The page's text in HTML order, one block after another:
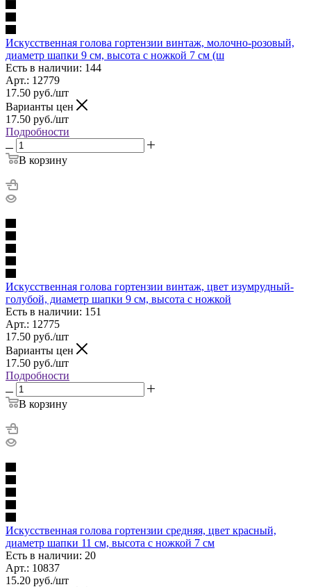
Искусственная голова гортензии винтаж, молочно-розовый,
диаметр шапки 9 см, высота с ножкой 7 см (ш
Есть в наличии: 144
Арт.: 12779
17.50 руб./шт
Варианты цен
17.50 руб./шт
Подробности
В корзину
Искусственная голова гортензии винтаж, цвет изумрудный-
голубой, диаметр шапки 9 см, высота с ножкой
Есть в наличии: 151
Арт.: 12775
17.50 руб./шт
Варианты цен
17.50 руб./шт
Подробности
В корзину
Искусственная голова гортензии средняя, цвет красный,
диаметр шапки 11 см, высота с ножкой 7 см
Есть в наличии: 20
Арт.: 10837
15.20 руб./шт